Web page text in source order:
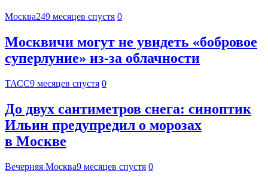
Москва249 месяцев спустя 0
Москвичи могут не увидеть «бобровое
суперлуние» из-за облачности
ТАСС9 месяцев спустя 0
До двух сантиметров снега: синоптик
Ильин предупредил о морозах
в Москве
Вечерняя Москва9 месяцев спустя 0